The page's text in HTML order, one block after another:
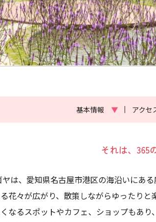
基本情報 ▼ アクセ
それは、365
は、愛知県名古屋市港区の海沿いにある
花々が広がり、散策しながらゆったりと
なるスポットやカフェ、ショップもあ